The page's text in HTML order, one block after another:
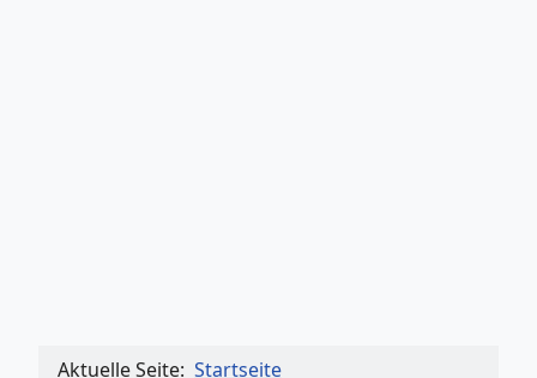
Aktuelle Seite: Startseite